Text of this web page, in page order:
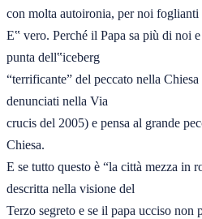
con molta autoironia, per noi
E‟ vero. Perché il Papa sa più di noi
punta dell‟iceberg
“terrificante” del peccato nella
denunciati nella Via
crucis del 2005) e pensa al grande
Chiesa.
E se tutto questo è “la città mezza in
descritta nella visione del
Terzo segreto e se il papa ucciso non